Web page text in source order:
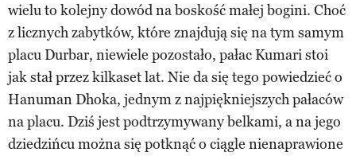
wielu to kolejny dowód na boskość małej bogini. Choć
z licznych zabytków, które znajdują się na tym samym
placu Durbar, niewiele pozostało, pałac Kumari stoi
jak stał przez kilkaset lat. Nie da się tego powiedzieć o
Hanuman Dhoka, jednym z najpiękniejszych pałaców
na placu. Dziś jest podtrzymywany belkami, a na jego
dziedzińcu można się potknąć o ciągle nienaprawione